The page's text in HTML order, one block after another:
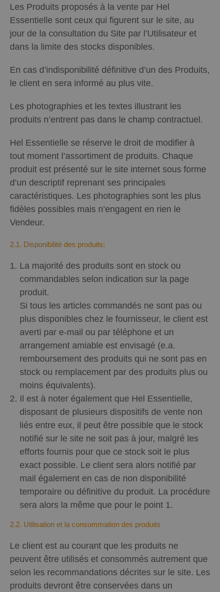
Les Produits proposés à la vente par Hel
Essentielle sont ceux qui figurent sur le site, au
jour de la consultation du Site par l’Utilisateur et
dans la limite des stocks disponibles.
En cas d’indisponibilité définitive d’un des Produits,
le client en sera informé au plus vite.
Les photographies et les textes illustrant les
produits n’entrent pas dans le champ contractuel.
Hel Essentielle se réserve le droit de modifier à
tout moment l’assortiment de produits. Chaque
produit est présenté sur le site internet sous forme
d’un descriptif reprenant ses principales
caractéristiques. Les photographies sont les plus
fidèles possibles mais n’engagent en rien le
Vendeur.
2.1. Disponibilité des produits:
La majorité des produits sont en stock ou
commandables selon indication sur la page
produit.
Si tous les articles commandés ne sont pas ou
plus disponibles chez le fournisseur, le client est
averti par e-mail ou par téléphone et un
arrangement amiable est envisagé (e.a.
remboursement des produits qui ne sont pas en
stock ou remplacement par des produits plus ou
moins équivalents).
Il est à noter également que Hel Essentielle,
disposant de plusieurs dispositifs de vente non
liés entre eux, il peut être possible que le stock
notifié sur le site ne soit pas à jour, malgré les
efforts fournis pour que ce stock soit le plus
exact possible. Le client sera alors notifié par
mail également en cas de non disponibilité
temporaire ou définitive du produit. La procédure
sera alors la même que pour le point 1.
2.2. Utilisation et la consommation des produits
Le client est au courant que les produits ne
peuvent être utilisés et consommés autrement que
selon les recommandations décrites sur le site. Les
produits devront être conservées dans un